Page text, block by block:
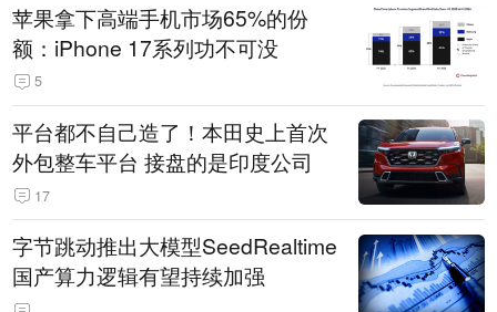
苹果拿下高端手机市场65%的份
额：iPhone 17系列功不可没
5
平台都不自己造了！本田史上首次
外包整车平台 接盘的是印度公司
17
字节跳动推出大模型SeedRealtime
国产算力逻辑有望持续加强